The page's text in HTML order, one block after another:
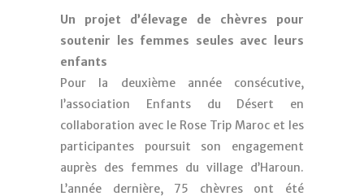
Un projet d’élevage de chèvres pour
soutenir les femmes seules avec leurs
enfants
Pour la deuxième année consécutive,
l’association Enfants du Désert en
collaboration avec le Rose Trip Maroc et les
participantes poursuit son engagement
auprès des femmes du village d’Haroun.
L’année dernière, 75 chèvres ont été